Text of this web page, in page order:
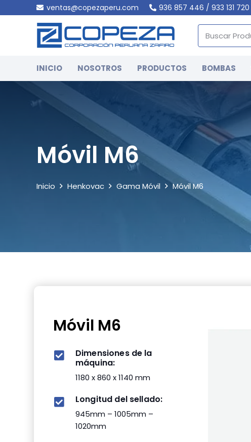
ventas@copezaperu.com 936 857 446 / 933 131 720
INICIO NOSOTROS PRODUCTOS BOMBAS
Móvil M6
Inicio Henkovac Gama Móvil Móvil M6
Móvil M6
Dimensiones de la
máquina:
1180 x 860 x 1140 mm
Longitud del sellado:
945mm – 1005mm –
1020mm